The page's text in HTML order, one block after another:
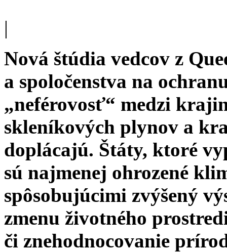
|
Nová štúdia vedcov z
a spoločenstva na
„neférovosť“ medzi
skleníkových plynov a
doplácajú. Štáty, ktoré
sú najmenej ohrozené
spôsobujúcimi zvýšený
zmenu životného
či znehodnocovanie